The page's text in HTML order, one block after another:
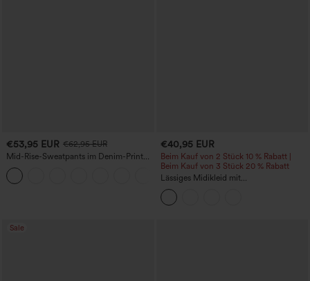
€53,95 EUR €62,95 EUR
Mid-Rise-Sweatpants im Denim-Print
aus French Terry, lässig, mit Taschen
€40,95 EUR
Beim Kauf von 2 Stück 10 % Rabatt |
Beim Kauf von 3 Stück 20 % Rabatt
Lässiges Midikleid mit
Rundhalsausschnitt, integriertem BH,
ärmellos und Rüschensaum
Sale